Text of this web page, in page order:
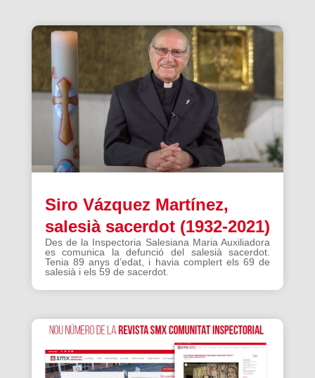
Siro Vázquez Martínez,
salesià sacerdot (1932-2021)
Des de la Inspectoria Salesiana Maria Auxiliadora
es comunica la defunció del salesià sacerdot.
Tenia 89 anys d’edat, i havia complert els 69 de
salesià i els 59 de sacerdot.